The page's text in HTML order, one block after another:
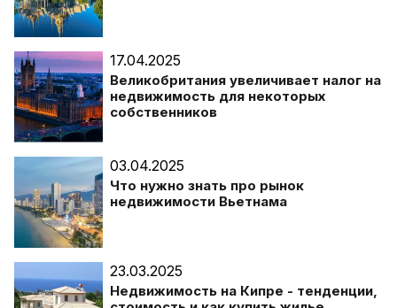
17.04.2025
Великобритания увеличивает налог на
недвижимость для некоторых
собственников
03.04.2025
Что нужно знать про рынок
недвижимости Вьетнама
23.03.2025
Недвижимость на Кипре - тенденции,